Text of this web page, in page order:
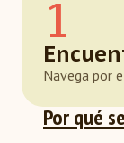
1
Navega por
Por qué